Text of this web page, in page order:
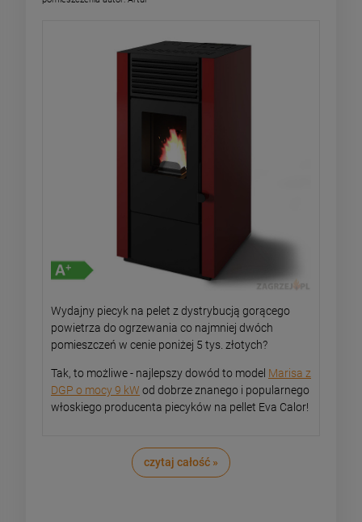
Wydajny piecyk na pelet z dystrybucją gorącego
powietrza do ogrzewania co najmniej dwóch
pomieszczeń w cenie poniżej 5 tys. złotych?
Tak, to możliwe - najlepszy dowód to model Marisa z
DGP o mocy 9 kW od dobrze znanego i popularnego
włoskiego producenta piecyków na pellet Eva Calor!
czytaj całość »